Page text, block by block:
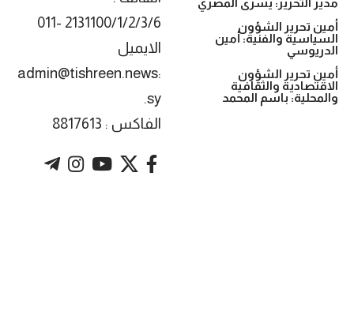
مدير التحرير: يسرى المصري
أمين تحرير الشؤون
السياسية والفنية: أمين
الدريوسي
أمين تحرير الشؤون
الاقتصادية والثقافية
والمحلية: باسم المحمد
2131100/1/2/3/6 -011
الايميل
:admin@tishreen.news
.sy
الفاكس : 8817613